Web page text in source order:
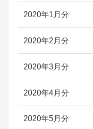
2020年1月分
2020年2月分
2020年3月分
2020年4月分
2020年5月分